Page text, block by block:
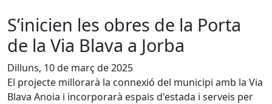
S’inicien les obres de la Porta
de la Via Blava a Jorba
Dilluns, 10 de març de 2025
El projecte millorarà la connexió del municipi amb la Via
Blava Anoia i incorporarà espais d'estada i serveis per